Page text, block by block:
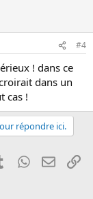
#4
! dans ce
dans un
cas !
répondre ici.
TumblrWhatsApp
Email